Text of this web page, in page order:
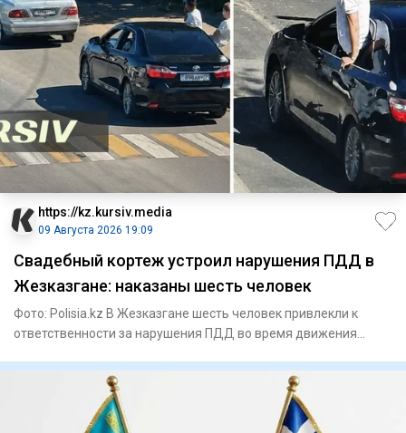
https://kz.kursiv.media
09 Августа 2026 19:09
Свадебный кортеж устроил нарушения ПДД в
Жезказгане: наказаны шесть человек
Фото: Polisia.kz В Жезказгане шесть человек привлекли к
ответственности за нарушения ПДД во время движения